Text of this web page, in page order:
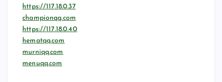
https://117.18.0.37
championqq.com
https://117.18.0.40
hematqq.com
murniqq.com
menuqq.com